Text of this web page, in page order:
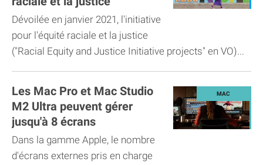
Dévoilée en janvier 2021, l'initiative
pour l'équité raciale et la justice
("Racial Equity and Justice Initiative projects" en VO)...
Les Mac Pro et Mac Studio
M2 Ultra peuvent gérer
jusqu'à 8 écrans
Dans la gamme Apple, le nombre
d'écrans externes pris en charge